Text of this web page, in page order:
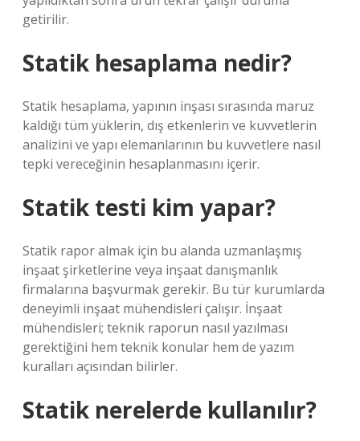
getirilir.
Statik hesaplama nedir?
Statik hesaplama, yapının inşası sırasında maruz
kaldığı tüm yüklerin, dış etkenlerin ve kuvvetlerin
analizini ve yapı elemanlarının bu kuvvetlere nasıl
tepki vereceğinin hesaplanmasını içerir.
Statik testi kim yapar?
Statik rapor almak için bu alanda uzmanlaşmış
inşaat şirketlerine veya inşaat danışmanlık
firmalarına başvurmak gerekir. Bu tür kurumlarda
deneyimli inşaat mühendisleri çalışır. İnşaat
mühendisleri; teknik raporun nasıl yazılması
gerektiğini hem teknik konular hem de yazım
kuralları açısından bilirler.
Statik nerelerde kullanılır?